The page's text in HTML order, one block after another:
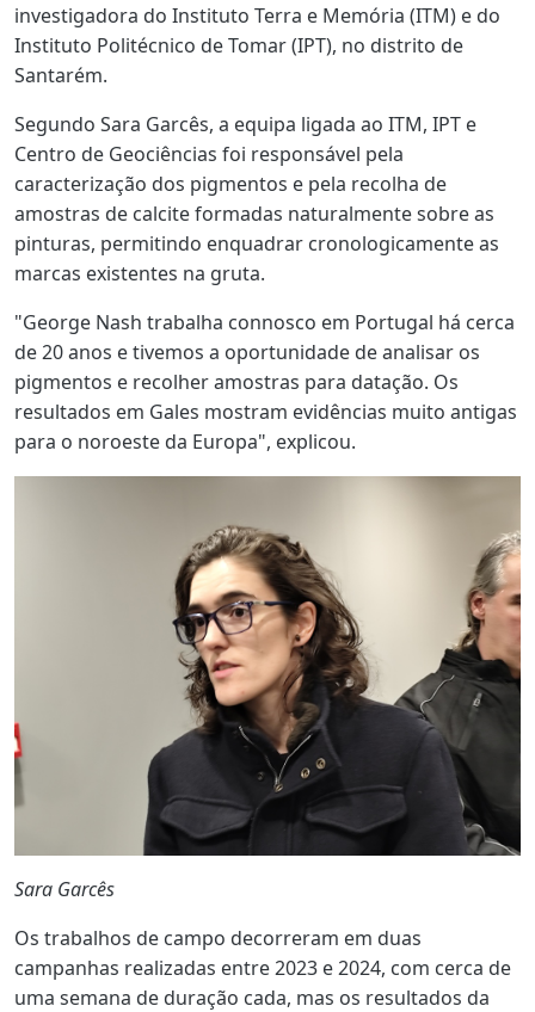
investigadora do Instituto Terra e Memória (ITM) e do
Instituto Politécnico de Tomar (IPT), no distrito de
Santarém.
Segundo Sara Garcês, a equipa ligada ao ITM, IPT e
Centro de Geociências foi responsável pela
caracterização dos pigmentos e pela recolha de
amostras de calcite formadas naturalmente sobre as
pinturas, permitindo enquadrar cronologicamente as
marcas existentes na gruta.
"George Nash trabalha connosco em Portugal há cerca
de 20 anos e tivemos a oportunidade de analisar os
pigmentos e recolher amostras para datação. Os
resultados em Gales mostram evidências muito antigas
para o noroeste da Europa", explicou.
Sara Garcês
Os trabalhos de campo decorreram em duas
campanhas realizadas entre 2023 e 2024, com cerca de
uma semana de duração cada, mas os resultados da